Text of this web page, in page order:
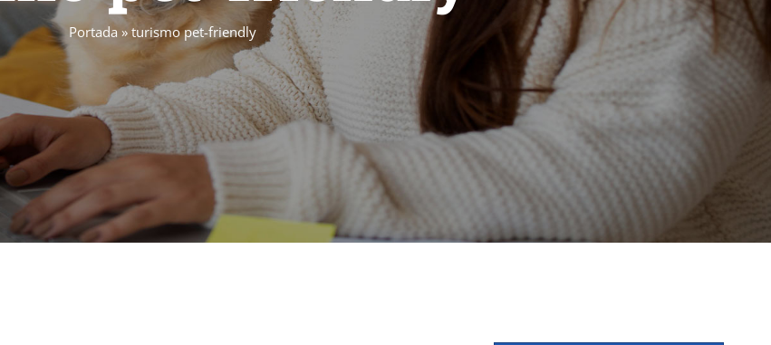
Portada» turismo pet-friendly